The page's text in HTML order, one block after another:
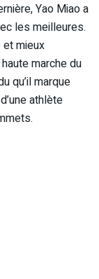
Yao Miao a
les meilleures.
mieux
marche du
qu’il marque
athlète